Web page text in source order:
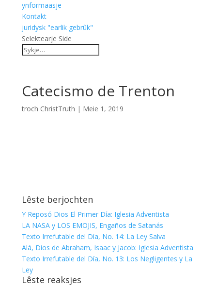
ynformaasje
Kontakt
juridysk "earlik gebrûk"
Selektearje Side
Catecismo de Trenton
troch ChristTruth | Meie 1, 2019
Lêste berjochten
Y Reposó Dios El Primer Día: Iglesia Adventista
LA NASA y LOS EMOJIS, Engaños de Satanás
Texto Irrefutable del Día, No. 14: La Ley Salva
Alá, Dios de Abraham, Isaac y Jacob: Iglesia Adventista
Texto Irrefutable del Día, No. 13: Los Negligentes y La
Ley
Lêste reaksjes